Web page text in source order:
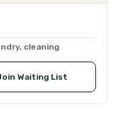
cleaning
Waiting List